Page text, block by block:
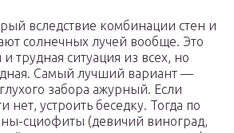
вследствие комбинации стен и
солнечных лучей вообще. Это
трудная ситуация из всех, но
Самый лучший вариант —
забора ажурный. Если
нет, устроить беседку. Тогда по
сциофиты (девичий виноград,